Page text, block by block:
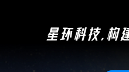
星环科技,构